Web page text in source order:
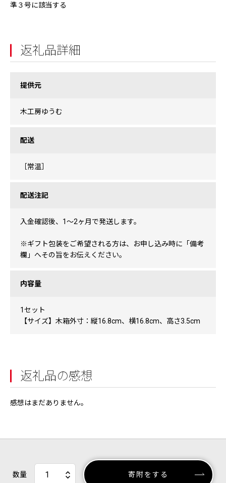
準３号に該当する
返礼品詳細
提供元
木工房ゆうむ
配送
［常温］
配送注記
入金確認後、1〜2ヶ月で発送します。
※ギフト包装をご希望される方は、お申し込み時に「備考
欄」へその旨をお伝えください。
内容量
1セット
【サイズ】木箱外寸：縦16.8cm、横16.8cm、高さ3.5cm
返礼品の感想
感想はまだありません。
数量 寄附をする